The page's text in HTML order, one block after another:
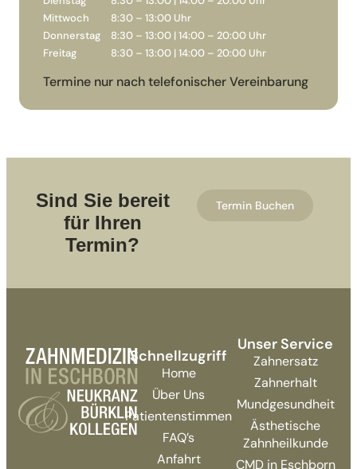
Mittwoch
8:30 – 13:00 Uhr
Donnerstag
8:30 – 13:00 | 14:00 – 20:00 Uhr
Freitag
8:30 – 13:00 | 14:00 – 20:00 Uhr
Termine nur nach telefonischer Vereinbarung
Sind Sie bereit
für Ihren
Termin?
Termin Buchen
Schnellzugriff
Home
Über Uns
Patientenstimmen
FAQ’s
Anfahrt
Unser Service
Zahnersatz
Zahnerhalt
Mundgesundheit
Ästhetische
Zahnheilkunde
CMD in Eschborn